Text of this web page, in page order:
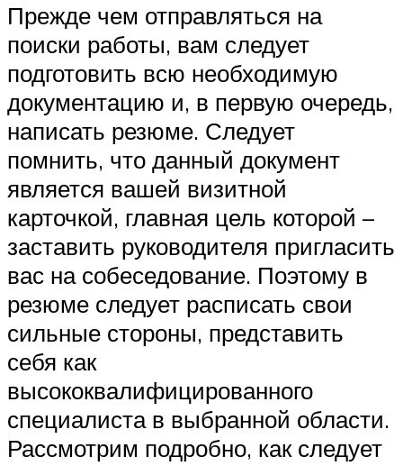
Прежде чем отправляться на
поиски работы, вам следует
подготовить всю необходимую
документацию и, в первую очередь,
написать резюме. Следует
помнить, что данный документ
является вашей визитной
карточкой, главная цель которой –
заставить руководителя пригласить
вас на собеседование. Поэтому в
резюме следует расписать свои
сильные стороны, представить
себя как
высококвалифицированного
специалиста в выбранной области.
Рассмотрим подробно, как следует